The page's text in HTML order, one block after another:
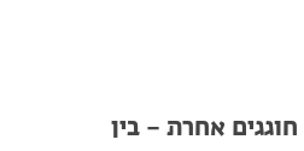
אחרת – בין